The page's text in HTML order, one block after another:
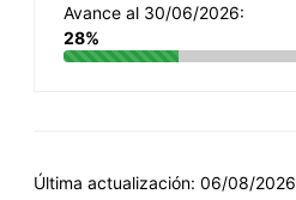
Avance al 30/06/2026:
28%
Última actualización: 06/08/2026